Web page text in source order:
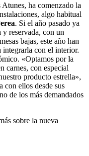
ha comenzado la
algo habitual
. Si el año pasado ya
y reservada, con un
bajas, este año han
integrarla con el interior.
«Optamos por la
carnes, con especial
producto estrella»,
con ellos desde sus
de los más demandados
sobre la nueva